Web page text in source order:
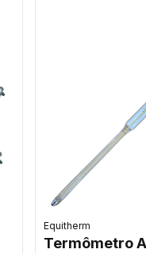
Equitherm
Termômetro